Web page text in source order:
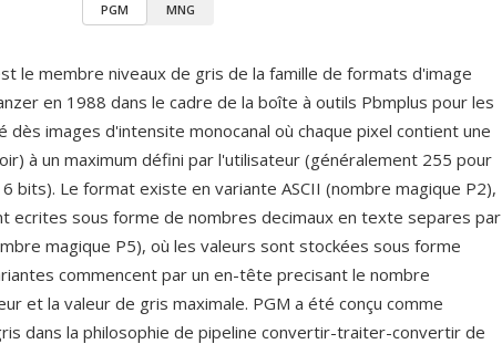
PGM MNG
le membre niveaux de gris de la famille de formats d'image
en 1988 dans le cadre de la boîte à outils Pbmplus pour les
dès images d'intensite monocanal où chaque pixel contient une
à un maximum défini par l'utilisateur (généralement 255 pour
bits). Le format existe en variante ASCII (nombre magique P2),
ecrites sous forme de nombres decimaux en texte separes par
magique P5), où les valeurs sont stockées sous forme
commencent par un en-tête precisant le nombre
et la valeur de gris maximale. PGM a été conçu comme
dans la philosophie de pipeline convertir-traiter-convertir de